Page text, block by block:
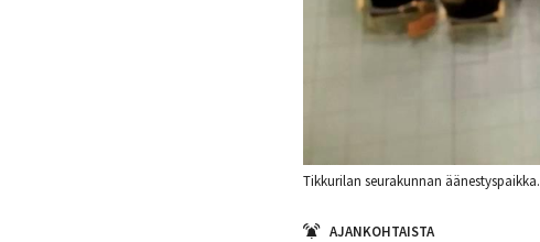
Tikkurilan seurakunnan äänestyspaikka.
AJANKOHTAISTA